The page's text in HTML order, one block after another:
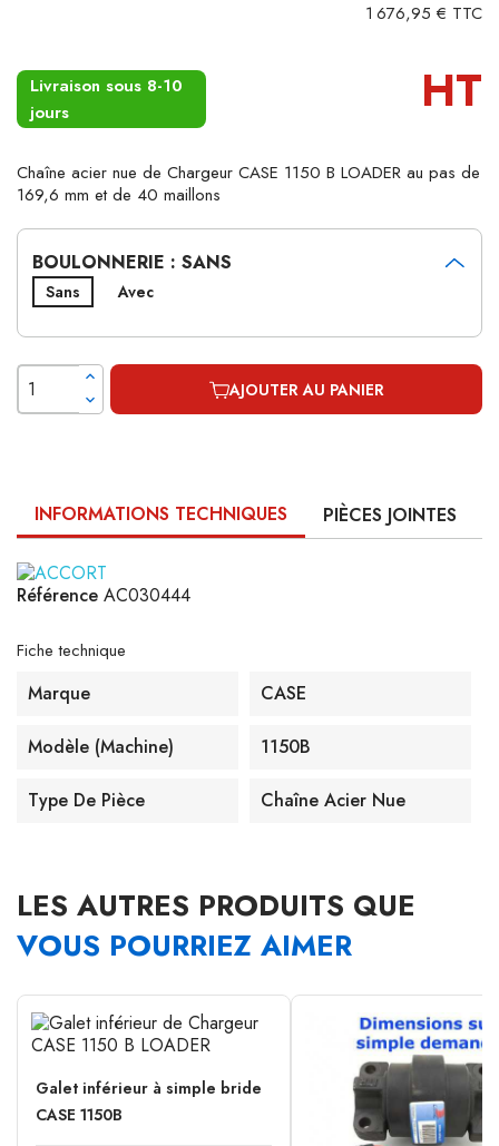
1 676,95 € TTC
Livraison sous 8-10
jours
HT
Chaîne acier nue de Chargeur CASE 1150 B LOADER au pas de
169,6 mm et de 40 maillons
BOULONNERIE : SANS
Sans Avec
AJOUTER AU PANIER
INFORMATIONS TECHNIQUES PIÈCES JOINTES
Référence AC030444
Fiche technique
Marque CASE
Modèle (machine) 1150B
Type De Pièce Chaîne Acier Nue
LES AUTRES PRODUITS QUE
VOUS POURRIEZ AIMER
Galet inférieur à simple bride
CASE 1150B